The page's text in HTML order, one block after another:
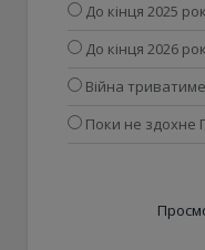
До кінця 2025
До кінця 2026
Війна
Поки не здохне